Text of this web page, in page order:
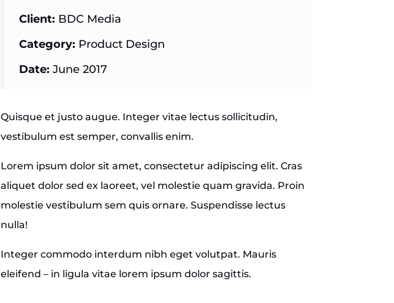
Client: BDC Media
Category: Product Design
Date: June 2017
Quisque et justo augue. Integer vitae lectus sollicitudin,
vestibulum est semper, convallis enim.
Lorem ipsum dolor sit amet, consectetur adipiscing elit. Cras
aliquet dolor sed ex laoreet, vel molestie quam gravida. Proin
molestie vestibulum sem quis ornare. Suspendisse lectus
nulla!
Integer commodo interdum nibh eget volutpat. Mauris
eleifend – in ligula vitae lorem ipsum dolor sagittis.